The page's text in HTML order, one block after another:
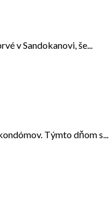
v Sandokanovi, še...
Týmto dňom s...